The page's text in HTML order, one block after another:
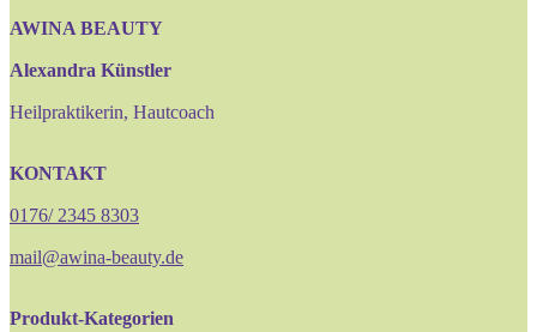
AWINA BEAUTY
Alexandra Künstler
Heilpraktikerin, Hautcoach
KONTAKT
0176/ 2345 8303
mail@awina-beauty.de
Produkt-Kategorien